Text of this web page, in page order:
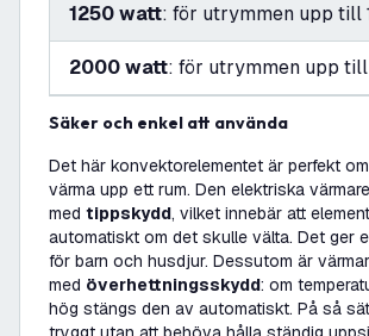
1250 watt: för utrymmen upp till
2000 watt: för utrymmen upp till
Säker och enkel att använda
Det här konvektorelementet är perfekt
värma upp ett rum. Den elektriska
med tippskydd, vilket innebär att
automatiskt om det skulle välta. Det ger
för barn och husdjur. Dessutom är
med överhettningsskydd: om
hög stängs den av automatiskt. På så